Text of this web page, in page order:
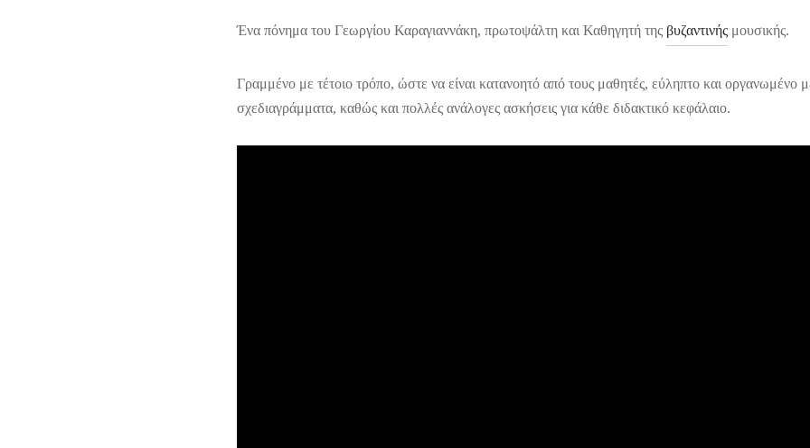
Ένα πόνημα του Γεωργίου Καραγιαννάκη, πρωτοψάλτη και Καθηγητή της βυζαντινής μουσικής.
Γραμμένο με τέτοιο τρόπο, ώστε να είναι κατανοητό από τους μαθητές, εύληπτο και οργανωμένο
σχεδιαγράμματα, καθώς και πολλές ανάλογες ασκήσεις για κάθε διδακτικό κεφάλαιο.